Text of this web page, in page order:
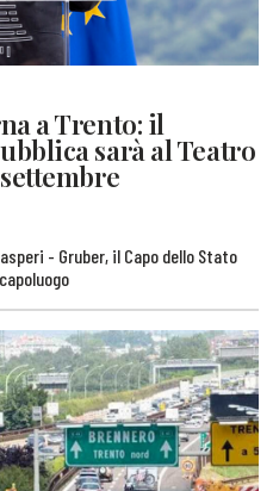
a Trento: il
sarà al Teatro
- Gruber, il Capo dello Stato